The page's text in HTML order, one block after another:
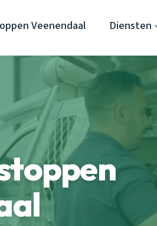
Veenendaal Diensten